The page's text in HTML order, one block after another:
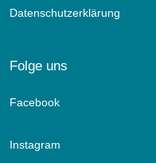
Datenschutzerklärung
Folge uns
Facebook
Instagram